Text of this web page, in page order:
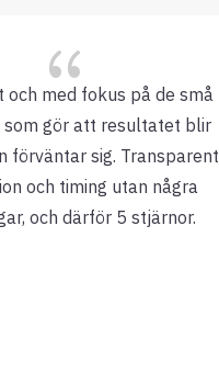
{
och med fokus på de små
gör att resultatet blir
förväntar sig. Transparent
och timing utan några
och därför 5 stjärnor.